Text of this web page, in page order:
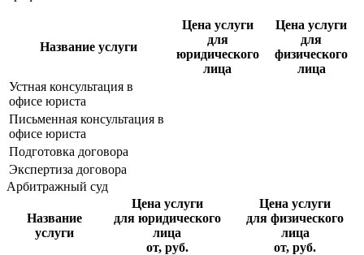
Название услуги
Цена услуги
для
юридического
лица
Цена услуги
для
физического
лица
Устная консультация в
офисе юриста
Письменная консультация в
офисе юриста
Подготовка договора
Экспертиза договора
Арбитражный суд
Название
услуги
Цена услуги
для юридического
лица
от, руб.
Цена услуги
для физического
лица
от, руб.